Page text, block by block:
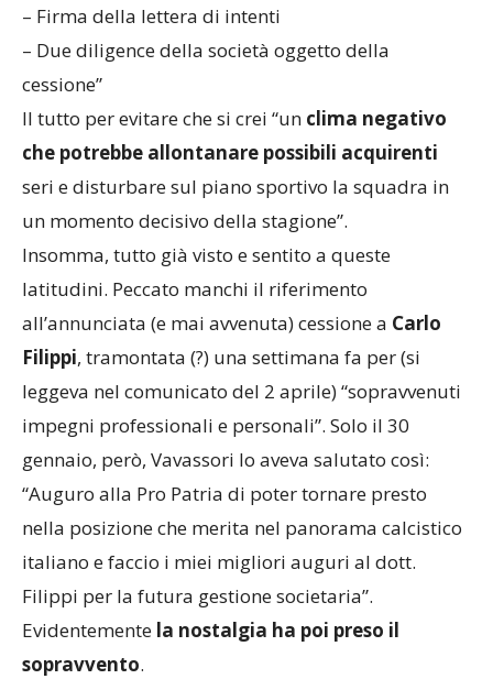
– Firma della lettera di intenti
– Due diligence della società oggetto della
cessione”
Il tutto per evitare che si crei “un clima negativo
che potrebbe allontanare possibili acquirenti
seri e disturbare sul piano sportivo la squadra in
un momento decisivo della stagione”.
Insomma, tutto già visto e sentito a queste
latitudini. Peccato manchi il riferimento
all’annunciata (e mai avvenuta) cessione a Carlo
Filippi, tramontata (?) una settimana fa per (si
leggeva nel comunicato del 2 aprile) “sopravvenuti
impegni professionali e personali”. Solo il 30
gennaio, però, Vavassori lo aveva salutato così:
“Auguro alla Pro Patria di poter tornare presto
nella posizione che merita nel panorama calcistico
italiano e faccio i miei migliori auguri al dott.
Filippi per la futura gestione societaria”.
Evidentemente la nostalgia ha poi preso il
sopravvento.